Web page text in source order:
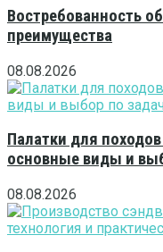
Востребованность
преимущества
08.08.2026
Палатки для
основные виды и
08.08.2026